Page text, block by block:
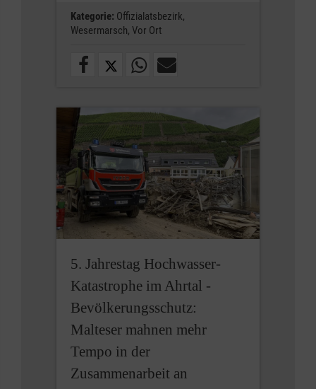
Kategorie: Offizialatsbezirk,
Wesermarsch, Vor Ort
5. Jahrestag Hochwasser-
Katastrophe im Ahrtal -
Bevölkerungsschutz:
Malteser mahnen mehr
Tempo in der
Zusammenarbeit an